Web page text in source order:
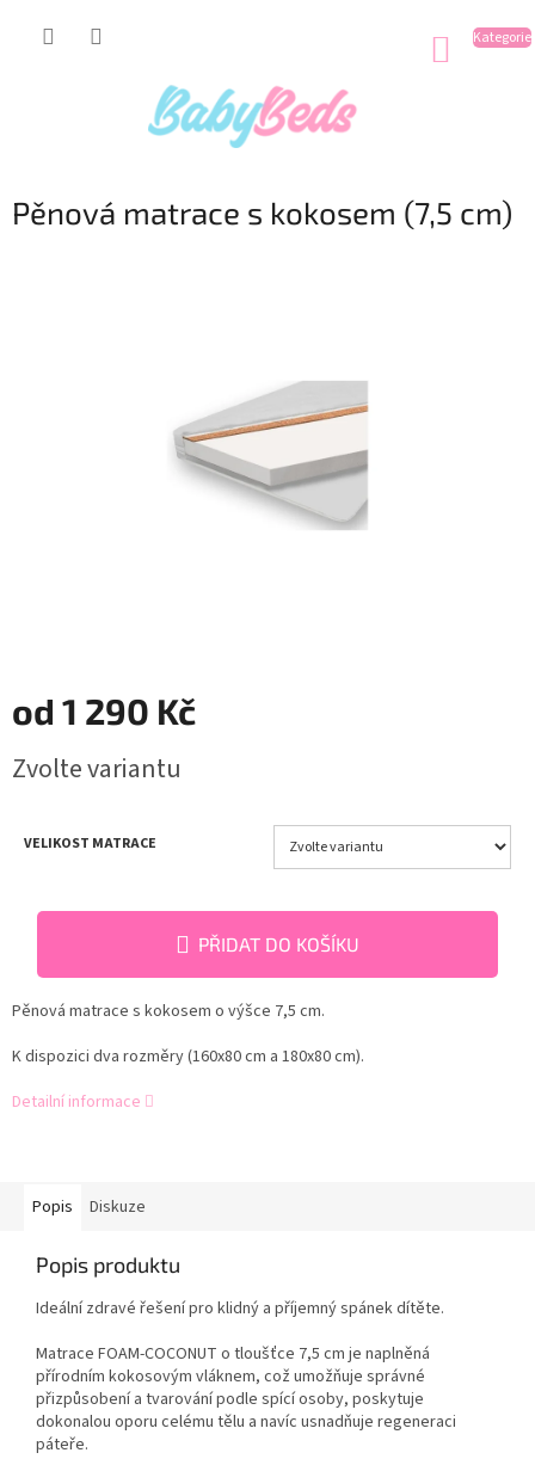
Pěnová matrace s kokosem (7,5 cm)
od 1 290 Kč
cena:
Zvolte variantu
VELIKOST MATRACE
PŘIDAT DO KOŠÍKU
Pěnová matrace s kokosem o výšce 7,5 cm.
K dispozici dva rozměry (160x80 cm a 180x80 cm).
Detailní informace
Popis Diskuze
Popis produktu
Ideální zdravé řešení pro klidný a příjemný spánek dítěte.
Matrace FOAM-COCONUT o tloušťce 7,5 cm je naplněná
přírodním kokosovým vláknem, což umožňuje správné
přizpůsobení a tvarování podle spící osoby, poskytuje
dokonalou oporu celému tělu a navíc usnadňuje regeneraci
páteře.